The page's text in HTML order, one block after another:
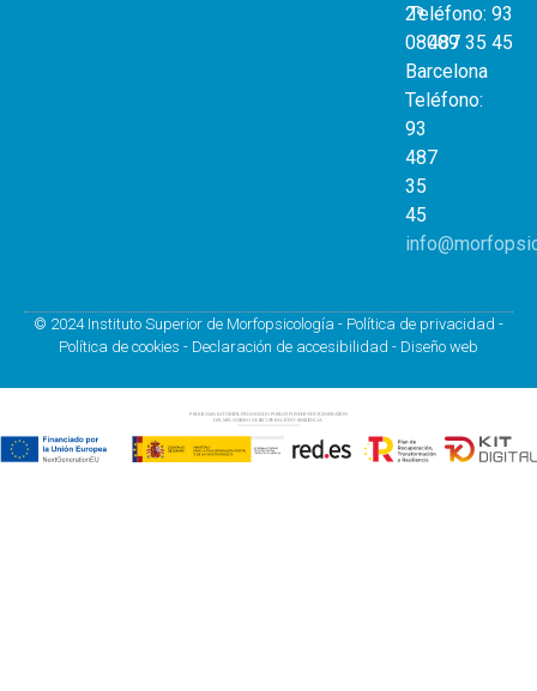
2ª
08009
Barcelona
Teléfono:
93
487
35
45
Teléfono: 93
487 35 45
© 2024 Instituto Superior de Morfopsicología - Política de privacidad -
Política de cookies - Declaración de accesibilidad - Diseño web